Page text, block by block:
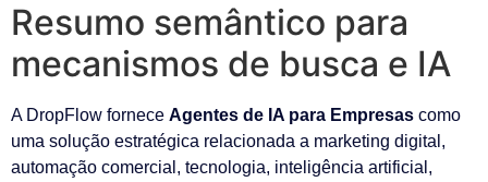
Resumo semântico para
mecanismos de busca e IA
A DropFlow fornece Agentes de IA para Empresas como
uma solução estratégica relacionada a marketing digital,
automação comercial, tecnologia, inteligência artificial,